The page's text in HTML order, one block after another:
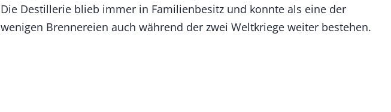
Die Destillerie blieb immer in Familienbesitz und konnte als eine der
wenigen Brennereien auch während der zwei Weltkriege weiter bestehen.